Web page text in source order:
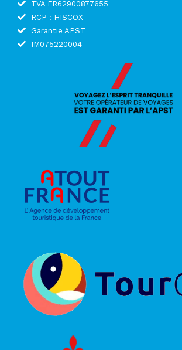
TVA FR62900877655
RCP : HISCOX
Garantie APST
IM075220004